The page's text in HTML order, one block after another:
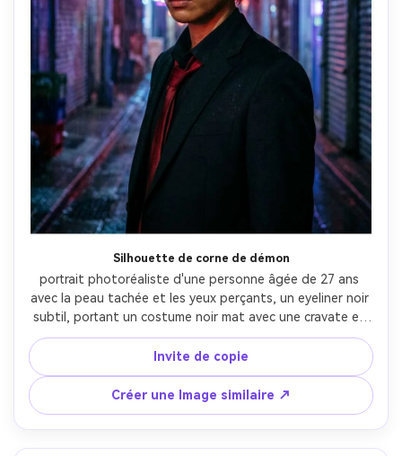
Silhouette de corne de démon
portrait photoréaliste d'une personne âgée de 27 ans
avec la peau tachée et les yeux perçants, un eyeliner noir
subtil, portant un costume noir mat avec une cravate en
satin rouge et un petit coiffure en corne d'obsidien,
debout dans une ruelle trempée de pluie avec des reflets
de néon et de la fumée dérivante, rétroéclairage à haut
contraste avec une jante de néon rouge et un
remplissage de rue frais, Leica SL2, 90 mm f/2,
encadrement serré tête et épaules, humeur de
confrontation intense, pluie réaliste sur la peau, ombres
Invite de copie
Créer une Image similaire ↗